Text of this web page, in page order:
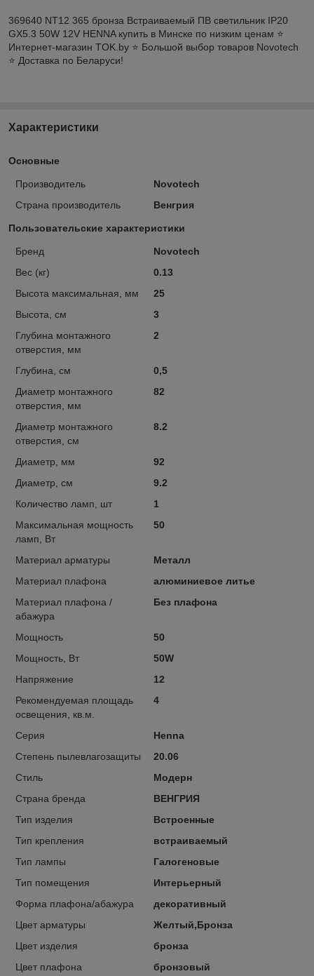
369640 NT12 365 бронза Встраиваемый ПВ светильник IP20
GX5.3 50W 12V HENNA купить в Минске по низким ценам ⭐️
Интернет-магазин TOK.by ⭐️ Большой выбор товаров Novotech
⭐️ Доставка по Беларуси!
Характеристики
Основные
Производитель
Novotech
Страна производитель
Венгрия
Пользовательские характеристики
Бренд
Novotech
Вес (кг)
0.13
Высота максимальная, мм
25
Высота, см
3
Глубина монтажного
отверстия, мм
2
Глубина, см
0,5
Диаметр монтажного
отверстия, мм
82
Диаметр монтажного
отверстия, см
8.2
Диаметр, мм
92
Диаметр, см
9.2
Количество ламп, шт
1
Максимальная мощность
ламп, Вт
50
Материал арматуры
Металл
Материал плафона
алюминиевое литье
Материал плафона /
абажура
Без плафона
Мощность
50
Мощность, Вт
50W
Напряжение
12
Рекомендуемая площадь
освещения, кв.м.
4
Серия
Henna
Степень пылевлагозащиты
20.06
Стиль
Модерн
Страна бренда
ВЕНГРИЯ
Тип изделия
Встроенные
Тип крепления
встраиваемый
Тип лампы
Галогеновые
Тип помещения
Интерьерный
Форма плафона/абажура
декоративный
Цвет арматуры
Желтый,Бронза
Цвет изделия
бронза
Цвет плафона
бронзовый